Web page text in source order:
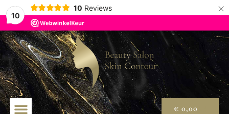
10
10 Reviews ×
€ 0,00